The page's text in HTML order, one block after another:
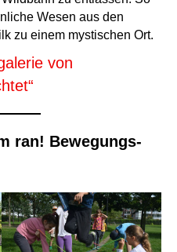
Wesen aus den
zu einem mystischen Ort.
von
ran! Bewegungs-